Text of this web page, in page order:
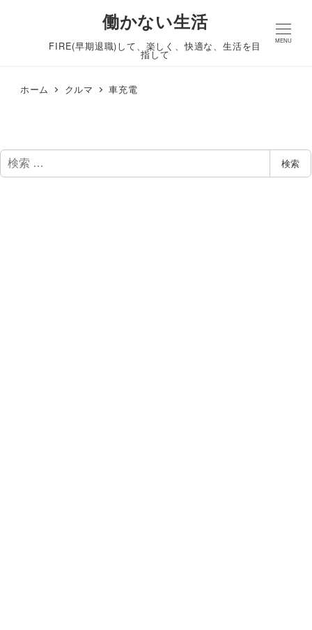
働かない生活
FIRE(早期退職)して、楽しく、快適な、生活を目
指して
MENU
ホーム クルマ 車充電
検
索
検索